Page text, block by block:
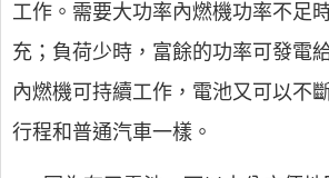
工作。需要大功率內燃機功率不足
充；負荷少時，富餘的功率可發電
內燃機可持續工作，電池又可以不
行程和普通汽車一樣。